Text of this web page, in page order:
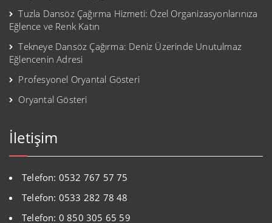
Tuzla Dansöz Çağırma Hizmeti: Özel Organizasyonlarınıza
Eğlence ve Renk Katın
Tekneye Dansöz Çağırma: Deniz Üzerinde Unutulmaz
Eğlencenin Adresi
Profesyonel Oryantal Gösteri
Oryantal Gösteri
İletişim
Telefon: 0532 767 57 75
Telefon: 0533 282 78 48
Telefon: 0 850 305 65 59